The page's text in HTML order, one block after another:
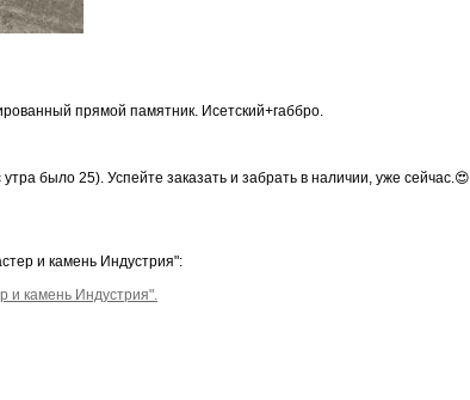
прямой памятник. Исетский+габбро.
было 25). Успейте заказать и забрать в наличии, уже сейчас.😍
и камень Индустрия":
и камень Индустрия".